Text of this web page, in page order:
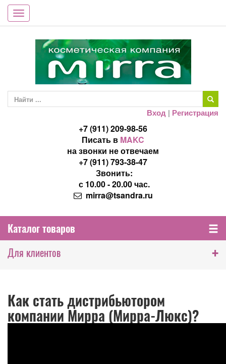
Toggle
navigation
Вход | Регистрация
+7 (911) 209-98-56
Писать в MAKC
на звонки не отвечаем
+7 (911) 793-38-47
Звонить:
с 10.00 - 20.00 час.
mirra@tsandra.ru
Каталог товаров
Для клиентов
+
Как стать дистрибьютором
компании Мирра (Мирра-Люкс)?